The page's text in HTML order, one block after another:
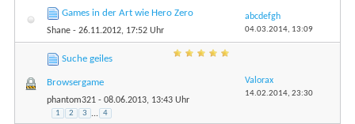
Games in der Art wie Hero Zero
Shane - 26.11.2012, 17:52 Uhr
abcdefgh
04.03.2014, 13:09
Suche geiles
Browsergame
phantom321 - 08.06.2013, 13:43 Uhr
1 2 3 ... 4
Valorax
14.02.2014, 23:30